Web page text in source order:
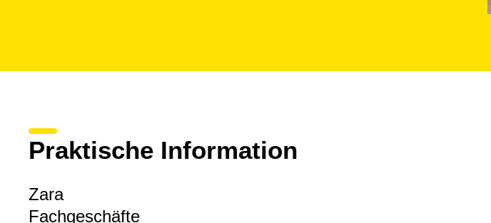
Praktische Information
Zara
Fachgeschäfte